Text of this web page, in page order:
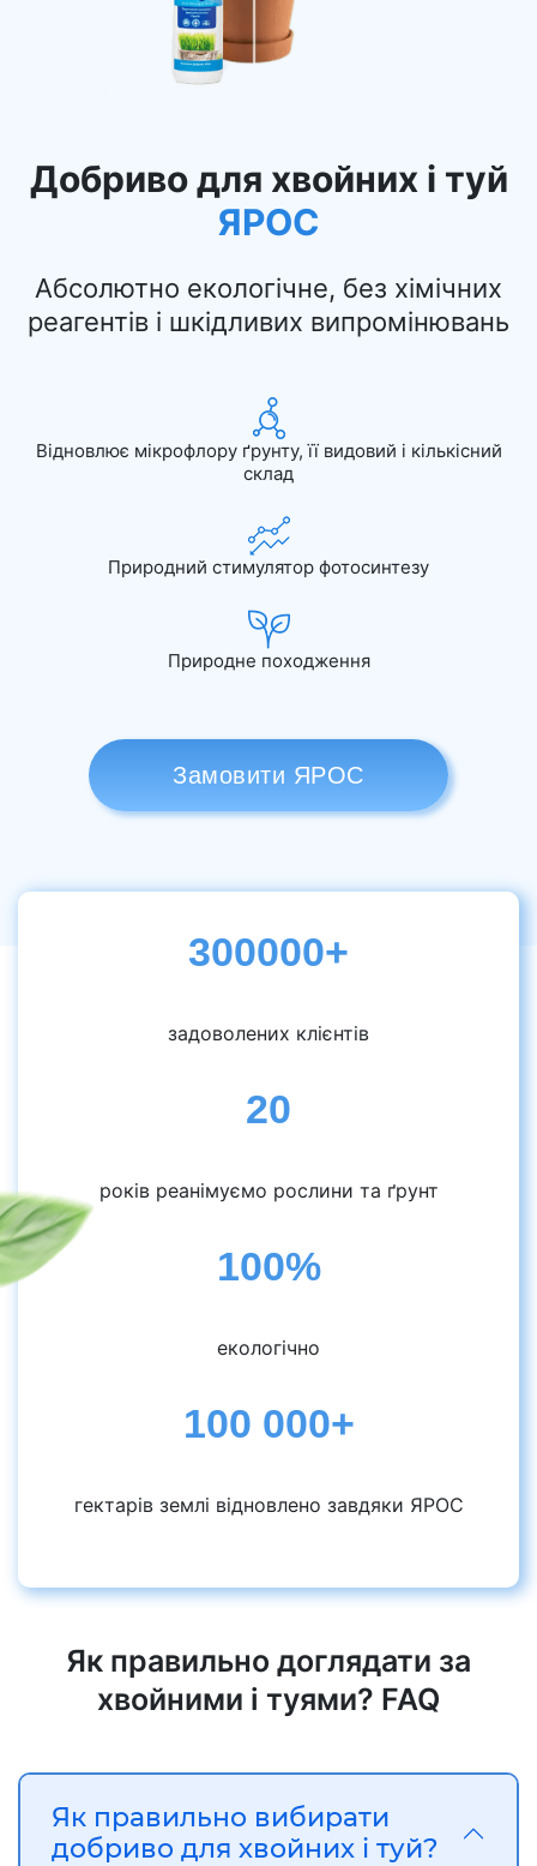
Добриво для хвойних і туй
ЯРОС
Абсолютно екологічне, без хімічних
реагентів і шкідливих випромінювань
Відновлює мікрофлору ґрунту, її видовий і кількісний
склад
Природний стимулятор фотосинтезу
Природне походження
Замовити ЯРОС
300000+
задоволених клієнтів
20
років реанімуємо рослини та ґрунт
100%
екологічно
100 000+
гектарів землі відновлено завдяки ЯРОС
Як правильно доглядати за
хвойними і туями? FAQ
Як правильно вибирати
добриво для хвойних і туй?